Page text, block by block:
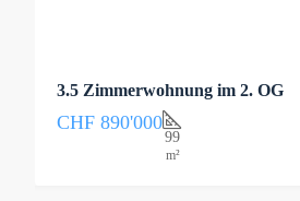
3.5 Zimmerwohnung im 2. OG
CHF 890'000
99
m²